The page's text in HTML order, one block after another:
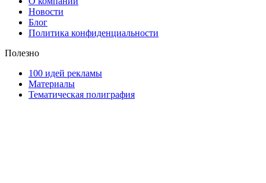
Новости
Блог
Политика конфиденциальности
Полезно
100 идей рекламы
Материалы
Тематическая полиграфия